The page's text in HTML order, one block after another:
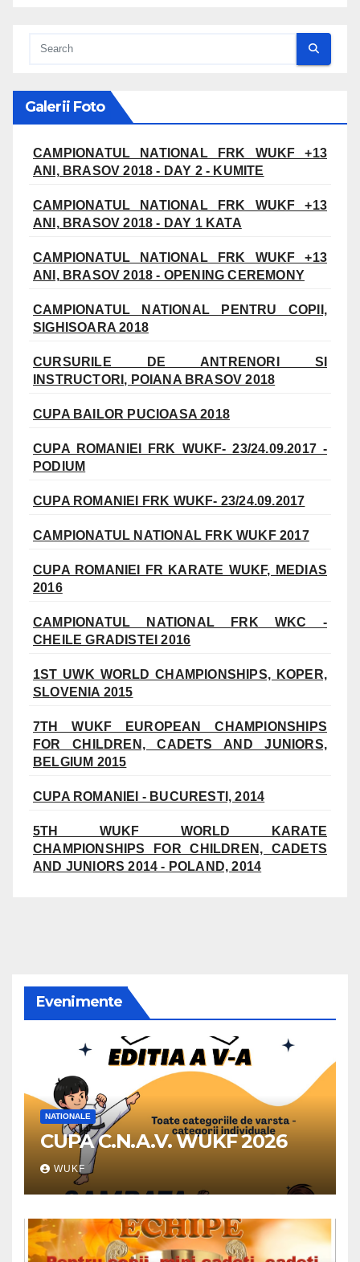
Galerii Foto
CAMPIONATUL NATIONAL FRK WUKF +13
ANI, BRASOV 2018 - DAY 2 - KUMITE
CAMPIONATUL NATIONAL FRK WUKF +13
ANI, BRASOV 2018 - DAY 1 KATA
CAMPIONATUL NATIONAL FRK WUKF +13
ANI, BRASOV 2018 - OPENING CEREMONY
CAMPIONATUL NATIONAL PENTRU COPII,
SIGHISOARA 2018
CURSURILE DE ANTRENORI SI
INSTRUCTORI, POIANA BRASOV 2018
CUPA BAILOR PUCIOASA 2018
CUPA ROMANIEI FRK WUKF- 23/24.09.2017 -
PODIUM
CUPA ROMANIEI FRK WUKF- 23/24.09.2017
CAMPIONATUL NATIONAL FRK WUKF 2017
CUPA ROMANIEI FR KARATE WUKF, MEDIAS
2016
CAMPIONATUL NATIONAL FRK WKC -
CHEILE GRADISTEI 2016
1ST UWK WORLD CHAMPIONSHIPS, KOPER,
SLOVENIA 2015
7TH WUKF EUROPEAN CHAMPIONSHIPS
FOR CHILDREN, CADETS AND JUNIORS,
BELGIUM 2015
CUPA ROMANIEI - BUCURESTI, 2014
5TH WUKF WORLD KARATE
CHAMPIONSHIPS FOR CHILDREN, CADETS
AND JUNIORS 2014 - POLAND, 2014
Evenimente
NATIONALE
CUPA C.N.A.V. WUKF 2026
WUKF